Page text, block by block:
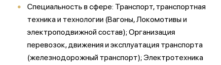
Специальность в сфере: Транспорт, транспортная
техника и технологии (Вагоны, Локомотивы и
электроподвижной состав); Организация
перевозок, движения и эксплуатация транспорта
(железнодорожный транспорт); Электротехника